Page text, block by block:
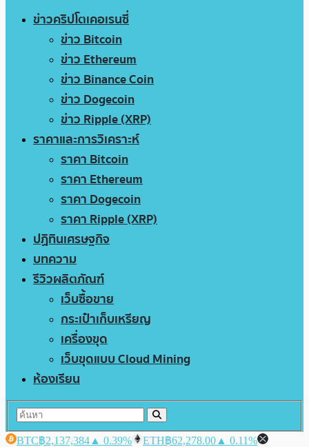
ข่าวคริปโตเคอเรนซี่
ข่าว Bitcoin
ข่าว Ethereum
ข่าว Binance Coin
ข่าว Dogecoin
ข่าว Ripple (XRP)
ราคาและการวิเคราะห์
ราคา Bitcoin
ราคา Ethereum
ราคา Dogecoin
ราคา Ripple (XRP)
ปฏิทินเศรษฐกิจ
บทความ
รีวิวผลิตภัณฑ์
เว็บซื้อขาย
กระเป๋าเก็บเหรียญ
เครื่องขุด
เว็บขุดแบบ Cloud Mining
ห้องเรียน
BTC฿2,137,384 ▲ 0.39% ETH฿62,278.00 ▲ 0.11%